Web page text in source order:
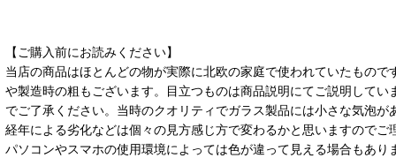
【ご購入前にお読みください】
当店の商品はほとんどの物が実際に北欧の家庭で使われていたもの
や製造時の粗もございます。目立つものは商品説明にてご説明して
でご了承ください。当時のクオリティでガラス製品には小さな気泡が
経年による劣化などは個々の見方感じ方で変わるかと思いますのでご
パソコンやスマホの使用環境によっては色が違って見える場合もあ